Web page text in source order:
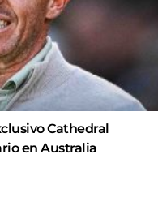
Cathedral
en Australia